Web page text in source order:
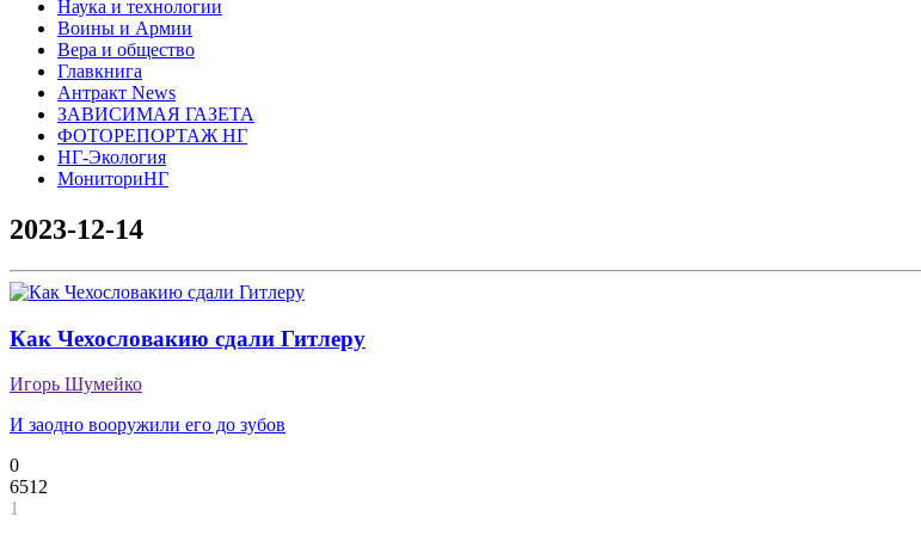
Наука и технологии
Воины и Армии
Вера и общество
Главкнига
Антракт News
ЗАВИСИМАЯ ГАЗЕТА
ФОТОРЕПОРТАЖ НГ
НГ-Экология
МониториНГ
2023-12-14
Как Чехословакию сдали Гитлеру
Игорь Шумейко
И заодно вооружили его до зубов
0
6512
1